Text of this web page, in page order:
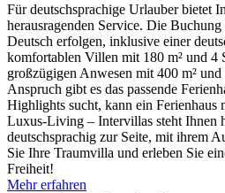
Für deutschsprachige Urlauber bietet
herausragenden Service. Die
Deutsch erfolgen, inklusive einer
komfortablen Villen mit 180 m² und 4
großzügigen Anwesen mit 400 m²
Anspruch gibt es das passende
Highlights sucht, kann ein Ferienhaus
Luxus-Living – Intervillas steht Ihnen
deutschsprachig zur Seite, mit ihrem
Sie Ihre Traumvilla und erleben Sie
Freiheit!
Mehr erfahren